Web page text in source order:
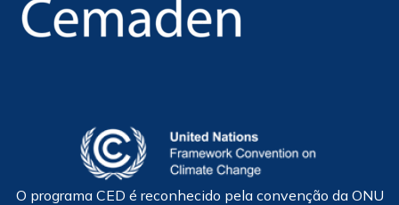
O programa CED é reconhecido pela convenção da ONU